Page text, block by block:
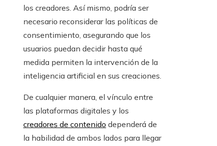
los creadores. Así mismo, podría ser
necesario reconsiderar las políticas de
consentimiento, asegurando que los
usuarios puedan decidir hasta qué
medida permiten la intervención de la
inteligencia artificial en sus creaciones.
De cualquier manera, el vínculo entre
las plataformas digitales y los
creadores de contenido dependerá de
la habilidad de ambos lados para llegar